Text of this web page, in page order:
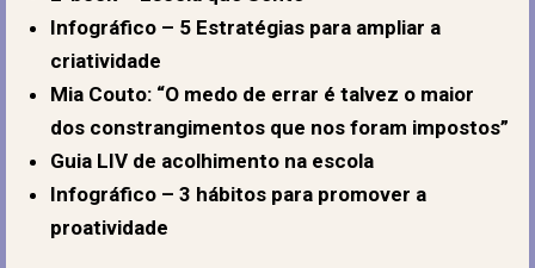
Infográfico – 5 Estratégias para ampliar a
criatividade
Mia Couto: “O medo de errar é talvez o maior
dos constrangimentos que nos foram impostos”
Guia LIV de acolhimento na escola
Infográfico – 3 hábitos para promover a
proatividade